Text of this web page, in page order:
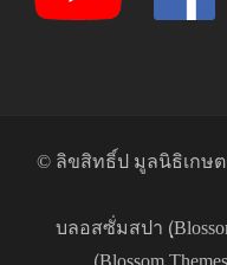
© ลิขสิทธิ์ป มูลนิธิเกษ
บลอสซั่มสปา (ฺ
(ฺBlossom